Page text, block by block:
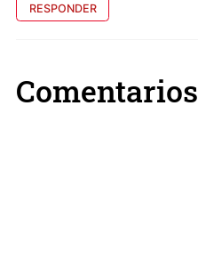
RESPONDER
Comentarios